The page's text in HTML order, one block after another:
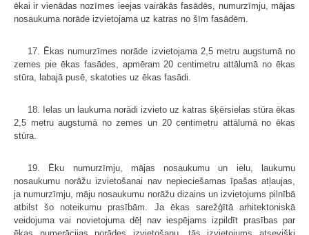
ēkai ir vienādas nozīmes ieejas vairākās fasādēs, numurzīmju, mājas
nosaukuma norāde izvietojama uz katras no šīm fasādēm.
17. Ēkas numurzīmes norāde izvietojama 2,5 metru augstumā no
zemes pie ēkas fasādes, apmēram 20 centimetru attālumā no ēkas
stūra, labajā pusē, skatoties uz ēkas fasādi.
18. Ielas un laukuma norādi izvieto uz katras šķērsielas stūra ēkas
2,5 metru augstumā no zemes un 20 centimetru attālumā no ēkas
stūra.
19. Ēku numurzīmju, mājas nosaukumu un ielu, laukumu
nosaukumu norāžu izvietošanai nav nepieciešamas īpašas atļaujas,
ja numurzīmju, māju nosaukumu norāžu dizains un izvietojums pilnībā
atbilst šo noteikumu prasībām. Ja ēkas sarežģītā arhitektoniskā
veidojuma vai novietojuma dēļ nav iespējams izpildīt prasības par